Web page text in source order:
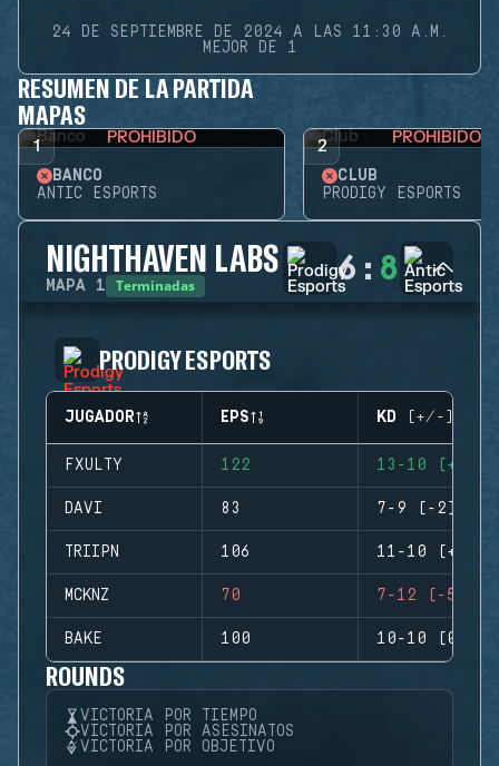
24 DE SEPTIEMBRE DE 2024 A LAS 11:30 A.M.
MEJOR DE 1
RESUMEN DE LA PARTIDA
MAPAS
1 PROHIBIDO
BANCO
ANTIC ESPORTS
2 PROHIBIDO
CLUB
PRODIGY ESPORTS
NIGHTHAVEN LABS
MAPA 1 Terminadas 6 : 8
PRODIGY ESPORTS
JUGADOR EPS KD (+/-)
FXULTY 122 13-10 (+3)
DAVI 83 7-9 (-2)
TRIIPN 106 11-10 (+1)
MCKNZ 70 7-12 (-5)
BAKE 100 10-10 (0)
ROUNDS
VICTORIA POR TIEMPO
VICTORIA POR ASESINATOS
VICTORIA POR OBJETIVO